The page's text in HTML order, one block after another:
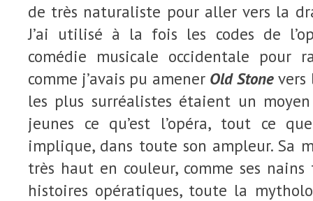
de très naturaliste pour aller vers la
J’ai utilisé à la fois les codes de
comédie musicale occidentale pour
comme j’avais pu amener Old Stone vers
les plus surréalistes étaient un
jeunes ce qu’est l’opéra, tout ce
implique, dans toute son ampleur. Sa
très haut en couleur, comme ses
histoires opératiques, toute la